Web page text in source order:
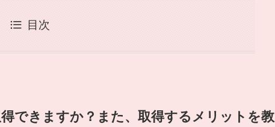
目次
できますか？また、取得するメリットを教